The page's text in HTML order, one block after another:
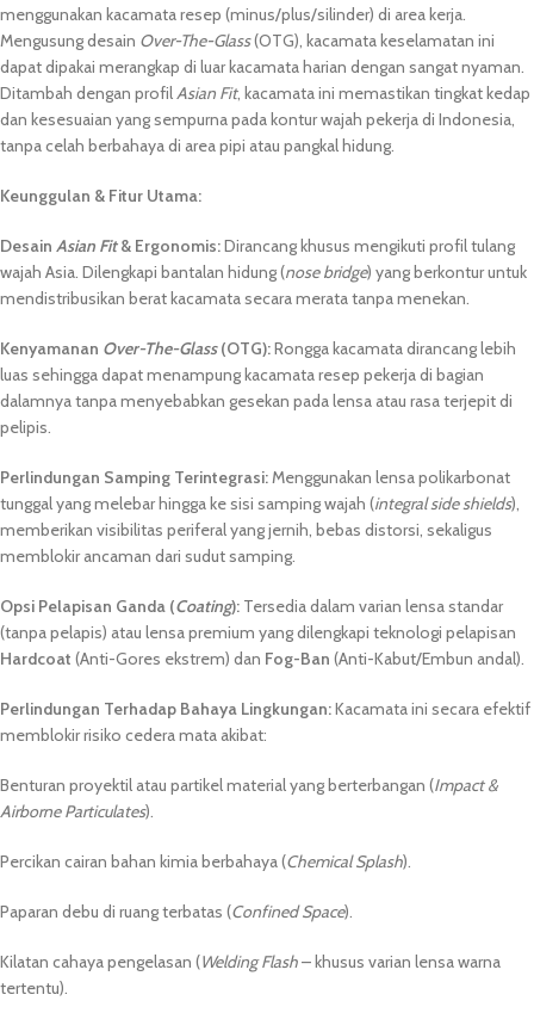
menggunakan kacamata resep (minus/plus/silinder) di area kerja.
Mengusung desain Over-The-Glass(OTG), kacamata keselamatan ini
dapat dipakai merangkap di luar kacamata harian dengan sangat nyaman.
Ditambah dengan profil Asian Fit, kacamata ini memastikan tingkat kedap
dan kesesuaian yang sempurna pada kontur wajah pekerja di Indonesia,
tanpa celah berbahaya di area pipi atau pangkal hidung.
Keunggulan & Fitur Utama:
Desain Asian Fit& Ergonomis:Dirancang khusus mengikuti profil tulang
wajah Asia. Dilengkapi bantalan hidung (nose bridge) yang berkontur untuk
mendistribusikan berat kacamata secara merata tanpa menekan.
Kenyamanan Over-The-Glass(OTG):Rongga kacamata dirancang lebih
luas sehingga dapat menampung kacamata resep pekerja di bagian
dalamnya tanpa menyebabkan gesekan pada lensa atau rasa terjepit di
pelipis.
Perlindungan Samping Terintegrasi: Menggunakan lensa polikarbonat
tunggal yang melebar hingga ke sisi samping wajah (integral side shields),
memberikan visibilitas periferal yang jernih, bebas distorsi, sekaligus
memblokir ancaman dari sudut samping.
Opsi Pelapisan Ganda (Coating): Tersedia dalam varian lensa standar
(tanpa pelapis) atau lensa premium yang dilengkapi teknologi pelapisan
Hardcoat (Anti-Gores ekstrem) dan Fog-Ban (Anti-Kabut/Embun andal).
Perlindungan Terhadap Bahaya Lingkungan:Kacamata ini secara efektif
memblokir risiko cedera mata akibat:
Benturan proyektil atau partikel material yang berterbangan (Impact &
Airborne Particulates).
Percikan cairan bahan kimia berbahaya (Chemical Splash).
Paparan debu di ruang terbatas (Confined Space).
Kilatan cahaya pengelasan (Welding Flash– khusus varian lensa warna
tertentu).